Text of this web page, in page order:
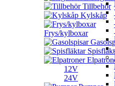
Tillbehör
Kylskåp
Frys/kylboxar
12V
24V